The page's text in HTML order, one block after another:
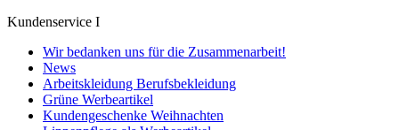
Kundenservice I
Wir bedanken uns für die Zusammenarbeit!
News
Arbeitskleidung Berufsbekleidung
Grüne Werbeartikel
Kundengeschenke Weihnachten